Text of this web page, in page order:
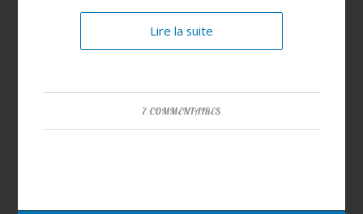
Lire la suite
7 COMMENTAIRES